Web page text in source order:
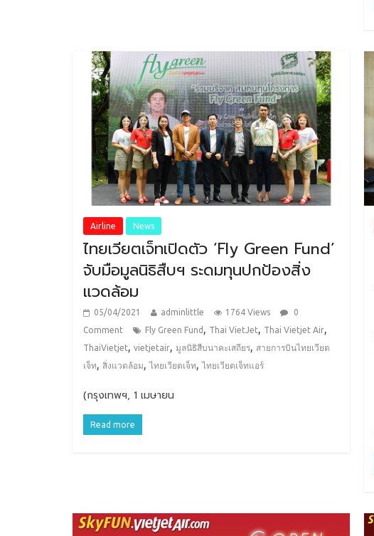
Airline News
ไทยเวียตเจ็ทเปิดตัว ‘Fly Green Fund’
จับมือมูลนิธิสืบฯ ระดมทุนปกป้องสิ่ง
แวดล้อม
05/04/2021 adminlittle 1764 Views
0
Comment
Fly Green Fund , Thai VietJet, Thai Vietjet Air,
ThaiVietjet, vietjetair, มูลนิธิสืบนาคะเสถียร, สายการบินไทยเวียต
เจ็ท, สิ่งแวดล้อม,ไทยเวียตเจ็ท,ไทยเวียตเจ็ทแอร์
(กรุงเทพฯ, 1 เมษายน
Read more